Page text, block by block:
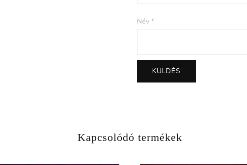
Név *
Kapcsolódó termékek